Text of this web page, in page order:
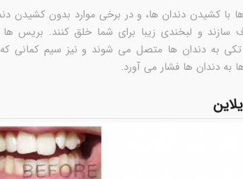
با کشیدن دندان ها، و در برخی موارد بدون کشیدن
سازند و لبخندی زیبا برای شما خلق کنند. بریس
به دندان ها متصل می شوند و نیز سیم کمانی که
به دندان ها فشار می آورد.